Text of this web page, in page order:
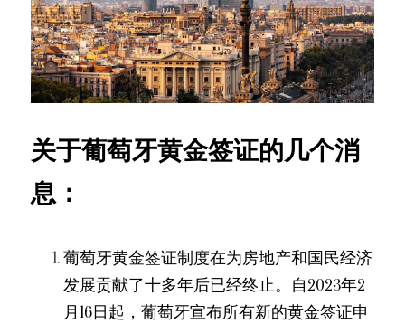
关于葡萄牙黄金签证的几个消
息：
葡萄牙黄金签证制度在为房地产和国民经济
发展贡献了十多年后已经终止。自2023年2
月16日起，葡萄牙宣布所有新的黄金签证申